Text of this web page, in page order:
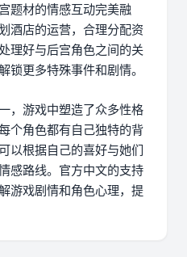
题材的情感互动完美融
酒店的运营，合理分配资
理好与后宫角色之间的关
锁更多特殊事件和剧情。
，游戏中塑造了众多性格
个角色都有自己独特的背
以根据自己的喜好与她们
感路线。官方中文的支持
游戏剧情和角色心理，提